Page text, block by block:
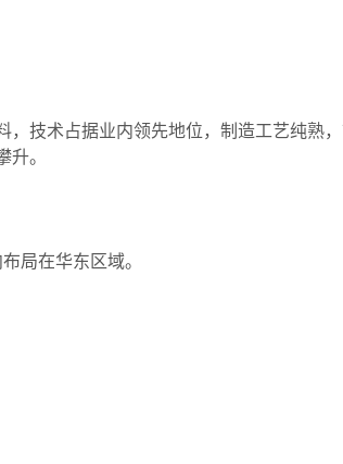
技术占据业内领先地位，制造工艺纯熟
。
局在华东区域。